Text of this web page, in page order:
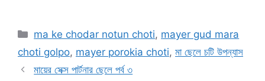
Categories
ma ke chodar notun choti, mayer gud mara
choti golpo, mayer porokia choti, মা ছেলে চটি উপন্যাস
মায়ের সেক্স পার্টনার ছেলে পর্ব ৩